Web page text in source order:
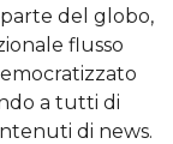
del globo,
flusso
a tutti di
di news.